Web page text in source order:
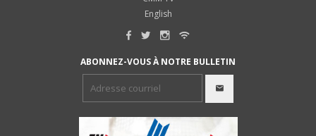
English
ABONNEZ-VOUS À NOTRE BULLETIN